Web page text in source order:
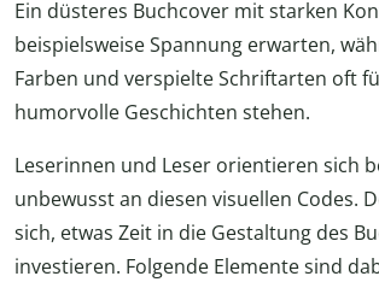
Ein düsteres Buchcover mit starken
beispielsweise Spannung erwarten,
Farben und verspielte Schriftarten oft
humorvolle Geschichten stehen.
Leserinnen und Leser orientieren sich
unbewusst an diesen visuellen Codes.
sich, etwas Zeit in die Gestaltung des
investieren. Folgende Elemente sind